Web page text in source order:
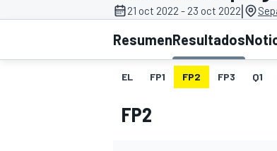
INDYCAR
21 oct 2022 - 23 oct 2022|
ResumenResultados
EL FP1 FP2 FP3 Q1
FP2